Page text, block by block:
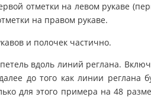
отметки на левом рукаве
на правом рукаве.
и полочек частично.
вдоль линий реглана.
до того как линии реглана
для этого примера на 48